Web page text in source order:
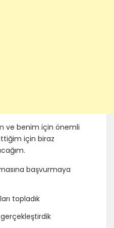
ve benim için önemli
için biraz
başvurmaya
topladık